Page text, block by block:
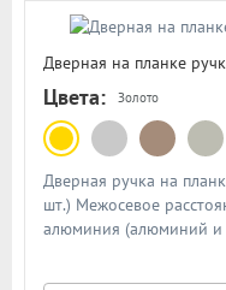
Дверная на планке
Цвета: Золото
Дверная ручка на
шт.) Межосевое
алюминия (алюминий и